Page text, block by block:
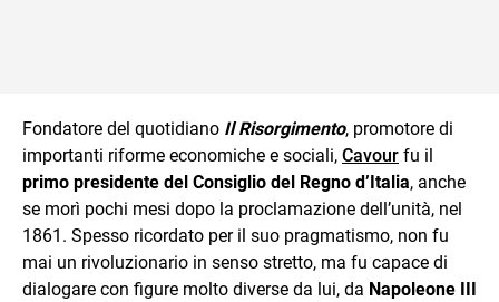
Fondatore del quotidiano Il Risorgimento, promotore di
importanti riforme economiche e sociali, Cavour fu il
primo presidente del Consiglio del Regno d’Italia, anche
se morì pochi mesi dopo la proclamazione dell’unità, nel
1861. Spesso ricordato per il suo pragmatismo, non fu
mai un rivoluzionario in senso stretto, ma fu capace di
dialogare con figure molto diverse da lui, da Napoleone III